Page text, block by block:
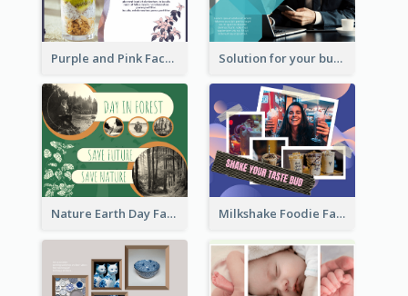
Purple and Pink Facebook Post Solution for your business Facebook Post
Nature Earth Day Facebook Post Milkshake Foodie Facebook Post